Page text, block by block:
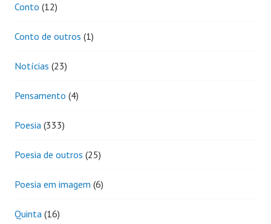
Conto (12)
Conto de outros (1)
Notícias (23)
Pensamento (4)
Poesia (333)
Poesia de outros (25)
Poesia em imagem (6)
Quinta (16)